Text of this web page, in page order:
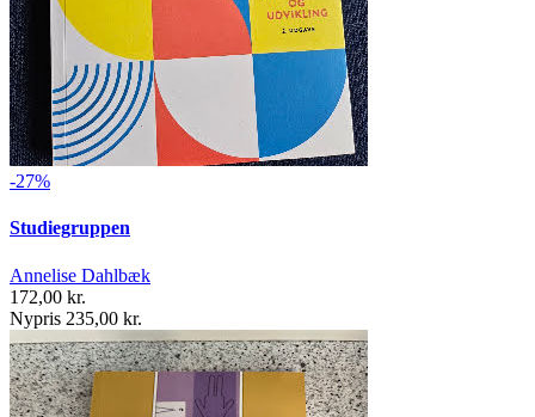
-27%
Studiegruppen
Annelise Dahlbæk
172,00 kr.
Nypris 235,00 kr.